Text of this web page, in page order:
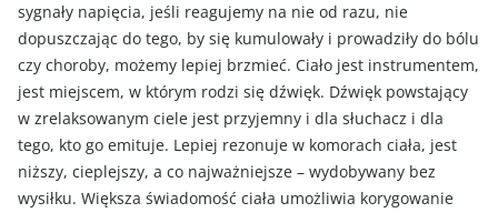
sygnały napięcia, jeśli reagujemy na nie od razu, nie
dopuszczając do tego, by się kumulowały i prowadziły do bólu
czy choroby, możemy lepiej brzmieć. Ciało jest instrumentem,
jest miejscem, w którym rodzi się dźwięk. Dźwięk powstający
w zrelaksowanym ciele jest przyjemny i dla słuchacz i dla
tego, kto go emituje. Lepiej rezonuje w komorach ciała, jest
niższy, cieplejszy, a co najważniejsze – wydobywany bez
wysiłku. Większa świadomość ciała umożliwia korygowanie